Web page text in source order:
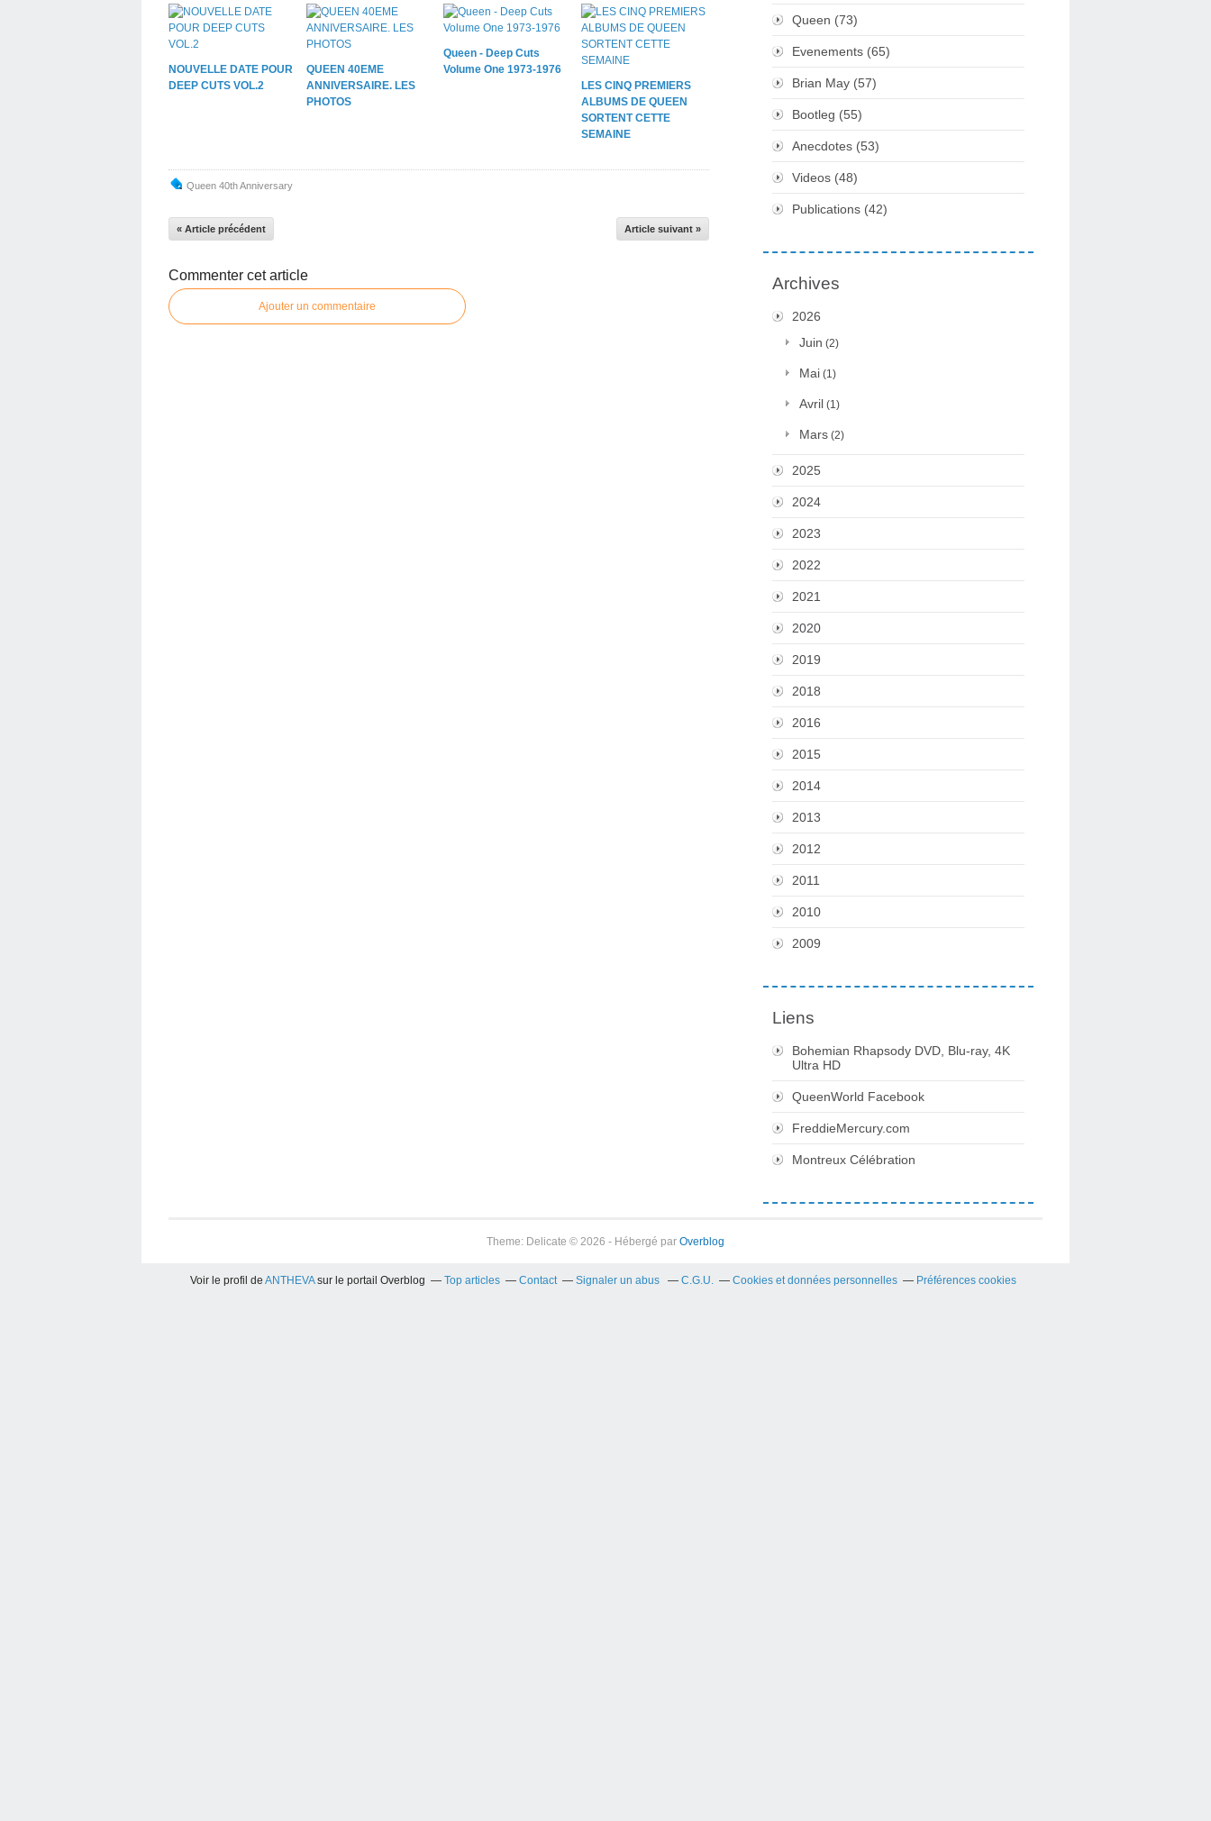
NOUVELLE DATE POUR
DEEP CUTS VOL.2
QUEEN 40EME
ANNIVERSAIRE. LES
PHOTOS
Queen - Deep Cuts
Volume One 1973-1976
LES CINQ PREMIERS
ALBUMS DE QUEEN
SORTENT CETTE
SEMAINE
Queen 40th Anniversary
« Article précédent Article suivant »
Commenter cet article
Ajouter un commentaire
Queen (73)
Evenements (65)
Brian May (57)
Bootleg (55)
Anecdotes (53)
Videos (48)
Publications (42)
Archives
2026
Juin (2)
Mai (1)
Avril (1)
Mars (2)
2025
2024
2023
2022
2021
2020
2019
2018
2016
2015
2014
2013
2012
2011
2010
2009
Liens
Bohemian Rhapsody DVD, Blu-ray, 4K
Ultra HD
QueenWorld Facebook
FreddieMercury.com
Montreux Célébration
Theme: Delicate © 2026 - Hébergé par Overblog
Voir le profil de ANTHEVAsur le portail Overblog Top articles Contact Signaler un abus C.G.U. Cookies et données personnelles Préférences cookies